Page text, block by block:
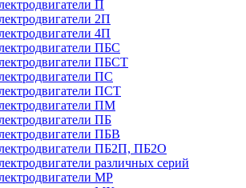
П
2П
4П
ПБС
ПБСТ
ПС
ПСТ
ПМ
ПБ
ПБВ
ПБ2П, ПБ2О
различных серий
МР